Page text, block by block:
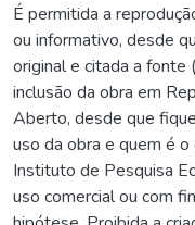
É permitida a
ou informativo, desde
original e citada a fonte
inclusão da obra em
Aberto, desde que
uso da obra e quem é
Instituto de Pesquisa
uso comercial ou com